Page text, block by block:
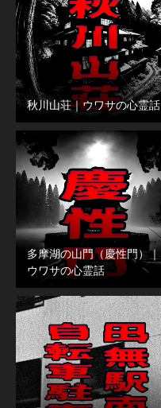
秋川山荘｜ウワサの心霊話
多摩湖の山門（慶性門）｜
ウワサの心霊話